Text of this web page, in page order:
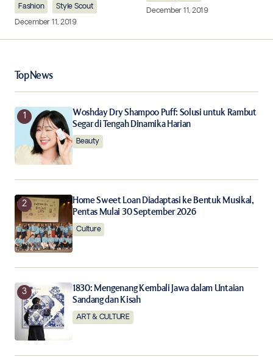
Your Name
Your E-mail*
Save my name, email, and website in this browser for
the next time I comment.
Notify me of new posts by email.
Submit Comment
Fashion
Style Scout
December 11, 2019
December 11, 2019
Top News
Woshday Dry Shampoo Puff: Solusi untuk Rambut
Segar di Tengah Dinamika Harian
Beauty
Home Sweet Loan Diadaptasi ke Bentuk Musikal,
Pentas Mulai 30 September 2026
Culture
1830: Mengenang Kembali Jawa dalam Untaian
Sandang dan Kisah
ART & CULTURE